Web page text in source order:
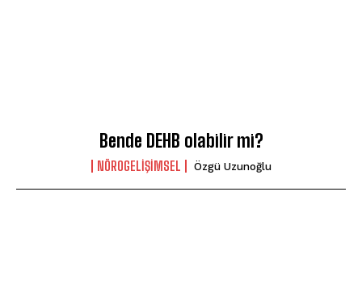
Bende DEHB olabilir mi?
NÖROGELIŞIMSEL Özgü Uzunoğlu